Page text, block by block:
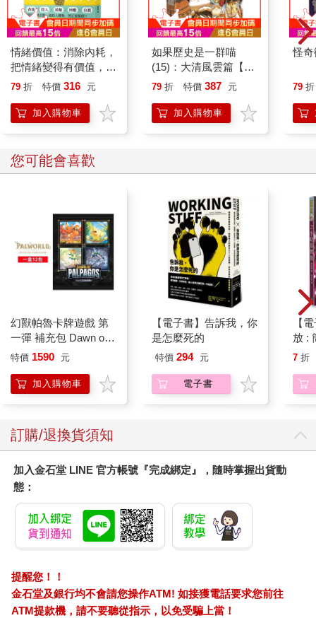
情緒價值：消除內耗，
把情緒變得有價值，跟
誰都能自在相處
79 折 特價 316 元
加入購物車
如果歷史是一群喵
(15)：大清風雲篇【萌
貓漫畫學歷史】
79 折 特價 387 元
加入購物車
怪
79 折
您可能會喜歡
幻獸帕魯卡牌遊戲 第
一彈 補充包 Dawn of
Palpagos（日文版一
特價 1590 元
加入購物車
【電子書】告訴我，你
是怎麼死的
特價 294 元
電子書
【
放 :
放手
7 折
訂購/退換貨須知
加入金石堂 LINE 官方帳號『完成綁定』，隨時掌握出貨動
態：
提醒您！！
金石堂及銀行均不會請您操作ATM! 如接獲電話要求您前往
ATM提款機，請不要聽從指示，以免受騙上當！